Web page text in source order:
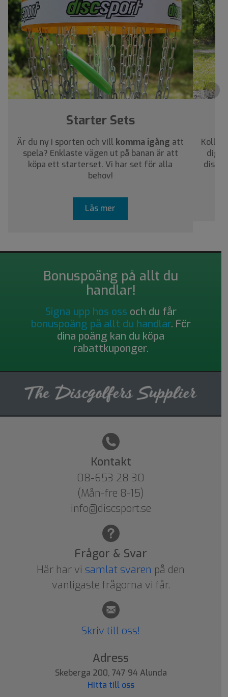
›
Starter Sets
Är du ny i sporten och vill komma igång att
spela? Enklaste vägen ut på banan är att
köpa ett starterset. Vi har set för alla
behov!
Läs mer
Kolla
dig
Bonuspoäng på allt du
handlar!
Signa upp hos oss och du får
bonuspoäng på allt du handlar. För
dina poäng kan du köpa
rabattkuponger.
Kontakt
08-653 28 30
(Mån-fre 8-15)
info@discsport.se
Frågor & Svar
Här har vi samlat svaren på den
vanligaste frågorna vi får.
Skriv till oss!
Adress
Skeberga 200, 747 94 Alunda
Hitta till oss